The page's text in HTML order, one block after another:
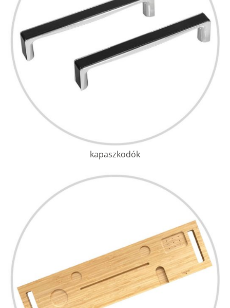
kapaszkodók